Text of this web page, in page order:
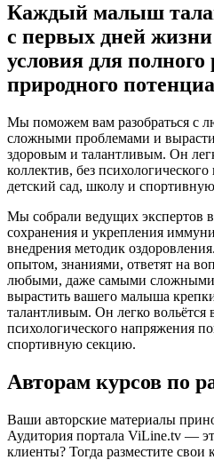
Каждый малыш
с первых дней жизни
условия для
природного
Мы поможем вам разобраться с
сложными проблемами и
здоровым и талантливым. Он
коллектив, без
детский сад, школу и
Мы собрали ведущих экспертов в
сохранения и укрепления
внедрения методик
опытом, знаниями, ответят на
любыми, даже самыми
вырастить вашего малыша
талантливым. Он легко вольётся
психологического напряжения
спортивную секцию.
Авторам курсов по
Ваши авторские материалы
Аудитория портала ViLine.tv —
клиенты? Тогда разместите